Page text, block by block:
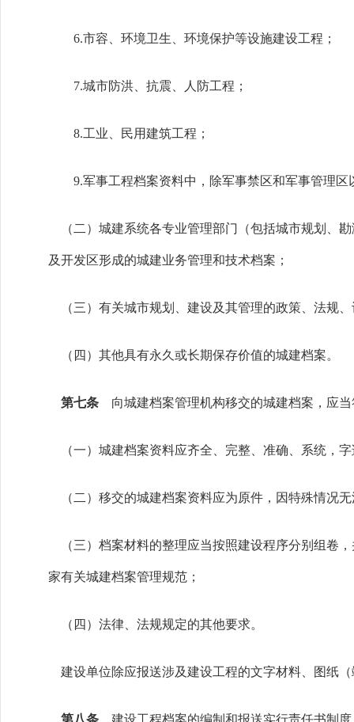
6.市容、环境卫生、环境保护等设施建设工程；
7.城市防洪、抗震、人防工程；
8.工业、民用建筑工程；
9.军事工程档案资料中，除军事禁区和军事管理区
（二）城建系统各专业管理部门（包括城市规划、
及开发区形成的城建业务管理和技术档案；
（三）有关城市规划、建设及其管理的政策、法规
（四）其他具有永久或长期保存价值的城建档案。
第七条 向城建档案管理机构移交的城建档案，应
（一）城建档案资料应齐全、完整、准确、系统，
（二）移交的城建档案资料应为原件，因特殊情况
（三）档案材料的整理应当按照建设程序分别组卷
家有关城建档案管理规范；
（四）法律、法规规定的其他要求。
建设单位除应报送涉及建设工程的文字材料、图纸
第八条 建设工程档案的编制和报送实行责任书制